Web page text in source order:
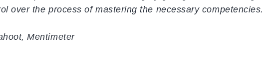
over the process of mastering the necessary competencies.
Mentimeter